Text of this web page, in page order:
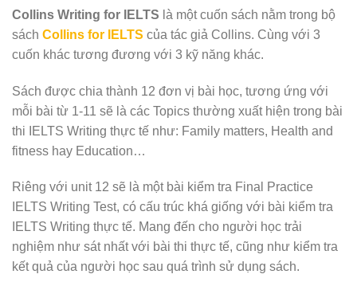
Collins Writing for IELTS là một cuốn sách nằm trong bộ
sách Collins for IELTS của tác giả Collins. Cùng với 3
cuốn khác tương đương với 3 kỹ năng khác.
Sách được chia thành 12 đơn vị bài học, tương ứng với
mỗi bài từ 1-11 sẽ là các Topics thường xuất hiện trong bài
thi IELTS Writing thực tế như: Family matters, Health and
fitness hay Education…
Riêng với unit 12 sẽ là một bài kiểm tra Final Practice
IELTS Writing Test, có cấu trúc khá giống với bài kiểm tra
IELTS Writing thực tế. Mang đến cho người học trải
nghiệm như sát nhất với bài thi thực tế, cũng như kiểm tra
kết quả của người học sau quá trình sử dụng sách.